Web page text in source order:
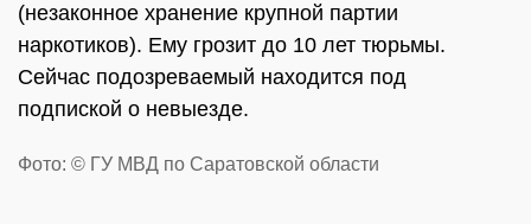
(незаконное хранение крупной партии
наркотиков). Ему грозит до 10 лет тюрьмы.
Сейчас подозреваемый находится под
подпиской о невыезде.
Фото: © ГУ МВД по Саратовской области